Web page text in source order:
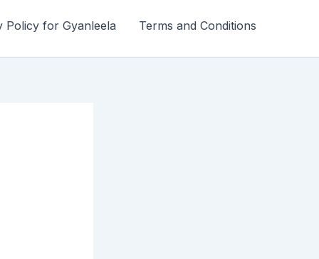
Policy for Gyanleela Terms and Conditions